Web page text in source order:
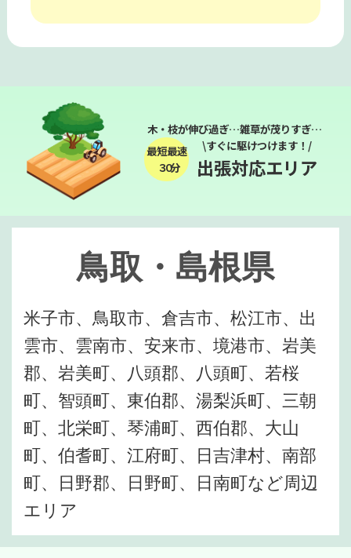
木・枝が伸び過ぎ…雑草が茂りすぎ…
最短最速
３０分
\すぐに駆けつけます！/
出張対応エリア
鳥取・島根県
米子市、鳥取市、倉吉市、松江市、出
雲市、雲南市、安来市、境港市、岩美
郡、岩美町、八頭郡、八頭町、若桜
町、智頭町、東伯郡、湯梨浜町、三朝
町、北栄町、琴浦町、西伯郡、大山
町、伯耆町、江府町、日吉津村、南部
町、日野郡、日野町、日南町など周辺
エリア